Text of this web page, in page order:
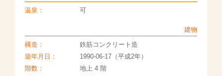
温泉：
可
建物
構造：
鉄筋コンクリート造
築年月日：
1990-06-17（平成2年）
階数：
地上 4 階